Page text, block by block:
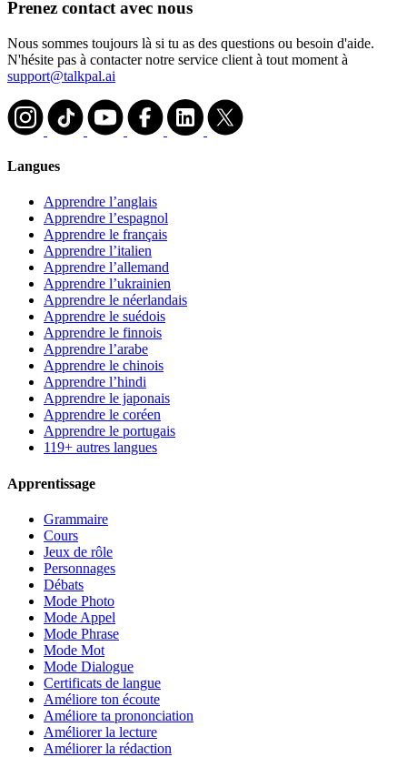
Prenez contact avec nous
Nous sommes toujours là si tu as des questions ou besoin d'aide.
N'hésite pas à contacter notre service client à tout moment à
support@talkpal.ai
Langues
Apprendre l’anglais
Apprendre l’espagnol
Apprendre le français
Apprendre l’italien
Apprendre l’allemand
Apprendre l’ukrainien
Apprendre le néerlandais
Apprendre le suédois
Apprendre le finnois
Apprendre l’arabe
Apprendre le chinois
Apprendre l’hindi
Apprendre le japonais
Apprendre le coréen
Apprendre le portugais
119+ autres langues
Apprentissage
Grammaire
Cours
Jeux de rôle
Personnages
Débats
Mode Photo
Mode Appel
Mode Phrase
Mode Mot
Mode Dialogue
Certificats de langue
Améliore ton écoute
Améliore ta prononciation
Améliorer la lecture
Améliorer la rédaction